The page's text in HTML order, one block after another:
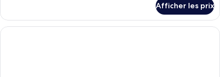
Chambre
supérieure
Afficher les prix